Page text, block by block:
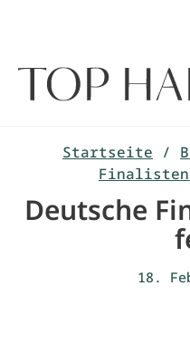
Startseite /
Deutsche
18.